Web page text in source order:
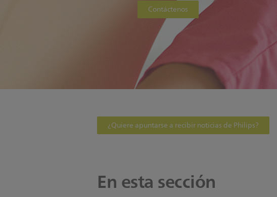
Contáctenos
¿Quiere apuntarse a recibir noticias de Philips?
En esta sección